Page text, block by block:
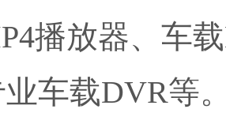
播放器、车
车载DVR等